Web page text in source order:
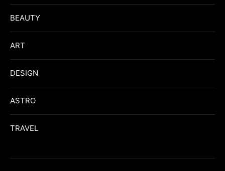
BEAUTY
ART
DESIGN
ASTRO
TRAVEL